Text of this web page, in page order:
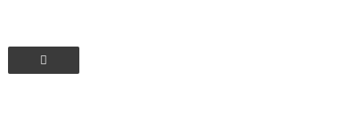
Hamburger Toggle Menu